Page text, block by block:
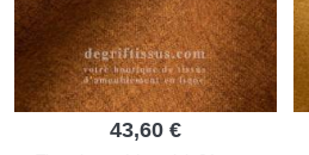
43,60 €